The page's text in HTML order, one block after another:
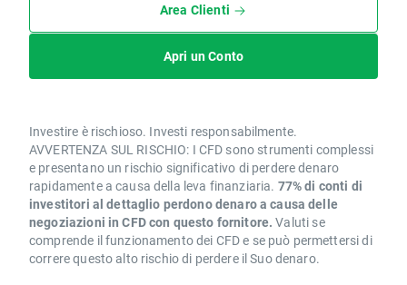
Area Clienti
Apri un Conto
Investire è rischioso. Investi responsabilmente.
AVVERTENZA SUL RISCHIO: I CFD sono strumenti complessi
e presentano un rischio significativo di perdere denaro
rapidamente a causa della leva finanziaria. 77% di conti di
investitori al dettaglio perdono denaro a causa delle
negoziazioni in CFD con questo fornitore. Valuti se
comprende il funzionamento dei CFD e se può permettersi di
correre questo alto rischio di perdere il Suo denaro.